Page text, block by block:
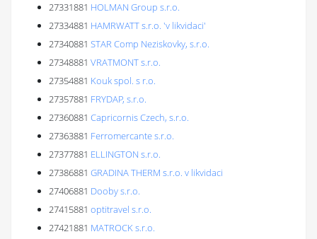
27331881 HOLMAN Group s.r.o.
27334881 HAMRWATT s.r.o. 'v likvidaci'
27340881 STAR Comp Neziskovky, s.r.o.
27348881 VRATMONT s.r.o.
27354881 Kouk spol. s r.o.
27357881 FRYDAP, s.r.o.
27360881 Capricornis Czech, s.r.o.
27363881 Ferromercante s.r.o.
27377881 ELLINGTON s.r.o.
27386881 GRADINA THERM s.r.o. v likvidaci
27406881 Dooby s.r.o.
27415881 optitravel s.r.o.
27421881 MATROCK s.r.o.